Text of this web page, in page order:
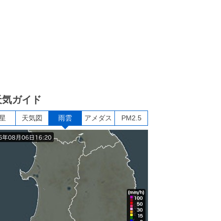
ガイド
天気図 雨雲 アメダス PM2.5